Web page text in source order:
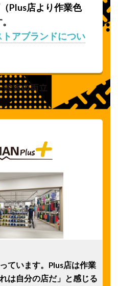
Plus店より作業色
トアブランドについ
ています。Plus店は作業
は自分の店だ」と感じる